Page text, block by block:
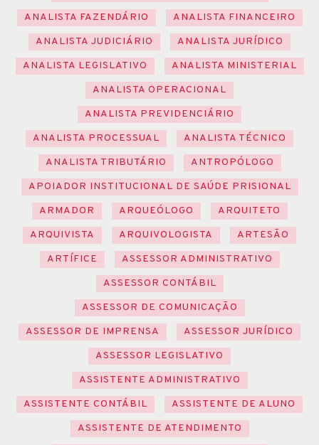
ANALISTA FAZENDÁRIO
ANALISTA FINANCEIRO
ANALISTA JUDICIÁRIO
ANALISTA JURÍDICO
ANALISTA LEGISLATIVO
ANALISTA MINISTERIAL
ANALISTA OPERACIONAL
ANALISTA PREVIDENCIÁRIO
ANALISTA PROCESSUAL
ANALISTA TÉCNICO
ANALISTA TRIBUTÁRIO
ANTROPÓLOGO
APOIADOR INSTITUCIONAL DE SAÚDE PRISIONAL
ARMADOR
ARQUEÓLOGO
ARQUITETO
ARQUIVISTA
ARQUIVOLOGISTA
ARTESÃO
ARTÍFICE
ASSESSOR ADMINISTRATIVO
ASSESSOR CONTÁBIL
ASSESSOR DE COMUNICAÇÃO
ASSESSOR DE IMPRENSA
ASSESSOR JURÍDICO
ASSESSOR LEGISLATIVO
ASSISTENTE ADMINISTRATIVO
ASSISTENTE CONTÁBIL
ASSISTENTE DE ALUNO
ASSISTENTE DE ATENDIMENTO